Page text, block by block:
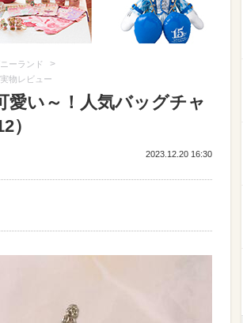
ーランド >
物レビュー
愛い～！人気バッグチャ
）
2023.12.20 16:30